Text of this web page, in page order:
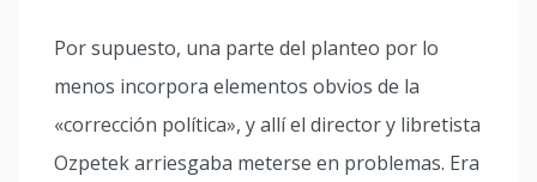
Por supuesto, una parte del planteo por lo
menos incorpora elementos obvios de la
«corrección política», y allí el director y libretista
Ozpetek arriesgaba meterse en problemas. Era